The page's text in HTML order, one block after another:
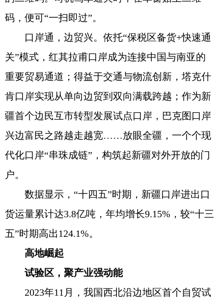
码，便可“一扫即过”。
口岸通，边贸兴。依托“保税区备货+快速通
关”模式，红其拉甫口岸成为连接中国与南亚的
重要贸易通道；得益于交通与物流创新，塔克什
肯口岸实现从单向边贸到双向满载跨越；作为新
疆首个边民互市转型发展试点口岸，巴克图口岸
兴边富民之路越走越宽……放眼全疆，一个个现
代化口岸“串珠成链”，构筑起新疆对外开放的门
户。
数据显示，“十四五”时期，新疆口岸进出口
货运量累计达3.8亿吨，年均增长9.15%，较“十三
五”时期高出124.1%。
高地崛起
试验区，聚产业强动能
2023年11月，我国西北沿边地区首个自贸试